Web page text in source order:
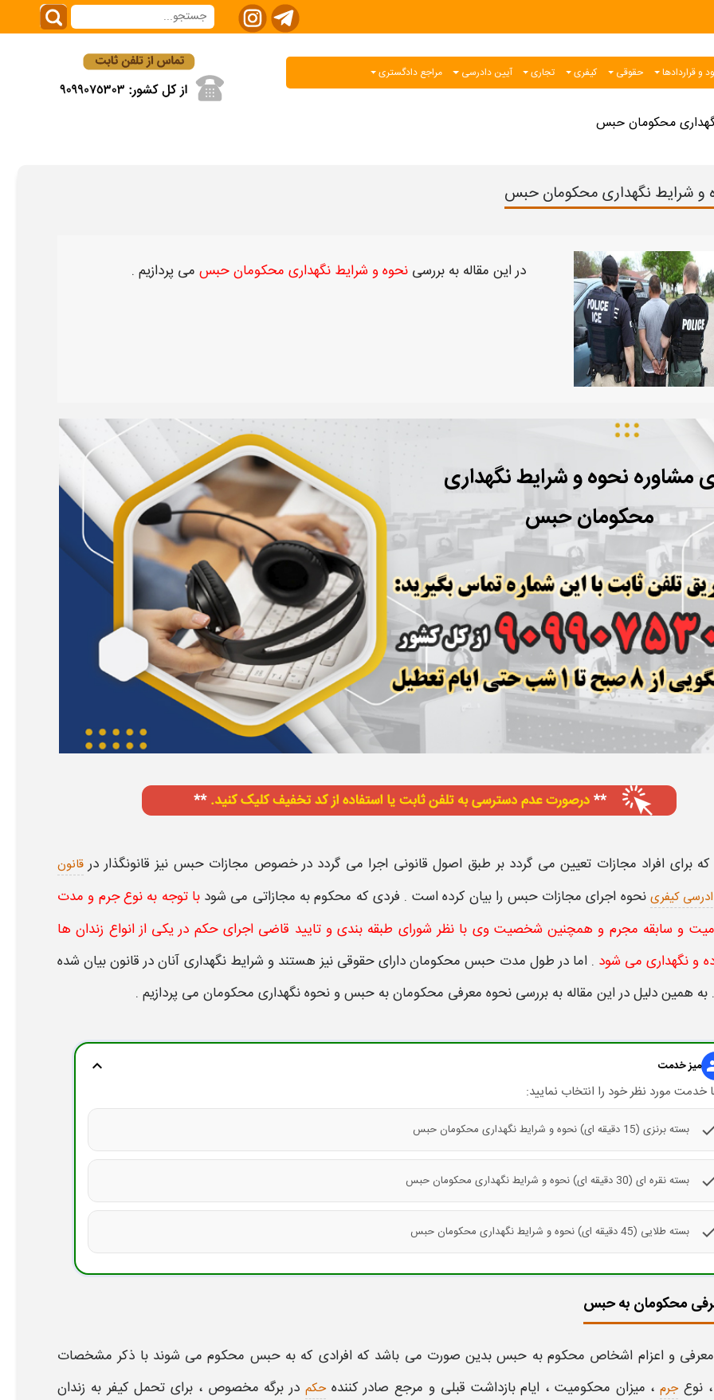
و قراردادها حقوقی کیفری تجاری آیین دادرسی مراجع دادگستری
محکومان حبس
و شرایط نگهداری محکومان حبس
در این مقاله به بررسینحوه و شرایط نگهداری محکومان حبس می پردازیم .
مشاوره نحوه و شرایط نگهداری
محکومان حبس
که برای افراد مجازات تعیین می گردد بر طبق اصول قانونی اجرا می گردد در خصوص مجازات حبس نیز قانونگذار در قانون
کیفری نحوه اجرای مجازات حبس را بیان کرده است . فردی که محکوم به مجازاتی می شودبا توجه به نوع جرم و مدت
و سابقه مجرم و همچنین شخصیت وی با نظر شورای طبقه بندی و تایید قاضی اجرای حکم در یکی از انواع زندان ها
و نگهداری می شود . اما در طول مدت حبس محکومان دارای حقوقی نیز هستند و شرایط نگهداری آنان در قانون بیان شده
همین دلیل در این مقاله به بررسینحوه معرفی محکومان به حبس و نحوه نگهداری محکومان می پردازیم .
میز خدمت expand_more
خدمت مورد نظر خود را انتخاب نمایید:
بسته برنزی (15 دقیقه ای) نحوه و شرایط نگهداری محکومان حبس
بسته نقره ای (30 دقیقه ای) نحوه و شرایط نگهداری محکومان حبس
بسته طلایی (45 دقیقه ای) نحوه و شرایط نگهداری محکومان حبس
محکومان به حبس
و اعزام اشخاص محکوم به حبسبدین صورت می باشد که افرادی که به حبس محکوم می شوند با ذکر مشخصات
نوعجرم، میزان محکومیت ، ایام بازداشت قبلی و مرجع صادر کنندهحکم در برگه مخصوص ، برای تحمل کیفر به زندان